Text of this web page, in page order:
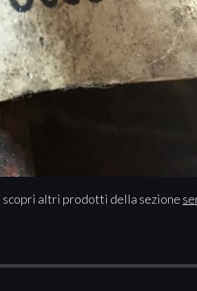
scopri altri prodotti della sezione